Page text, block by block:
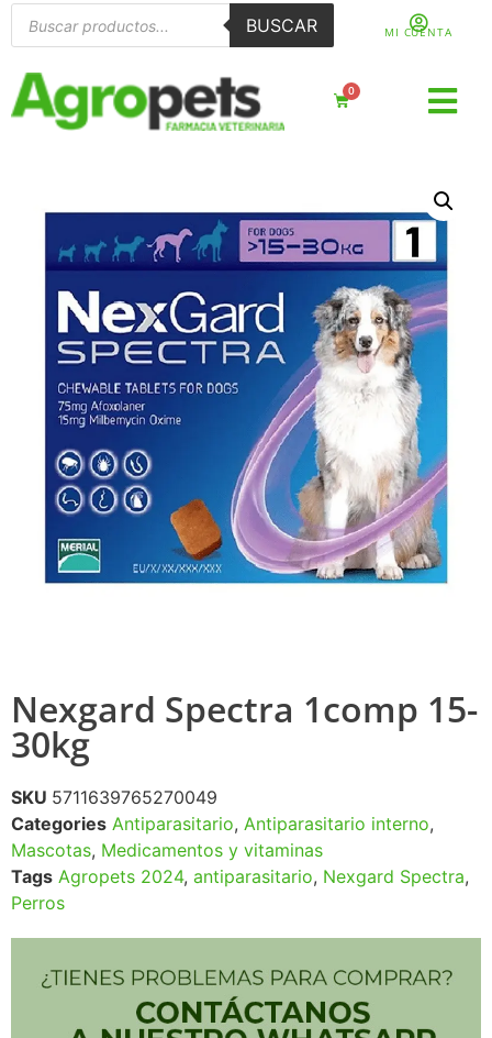
BUSCAR MI CUENTA
0
Nexgard Spectra 1comp 15-
30kg
SKU 5711639765270049
Categories Antiparasitario, Antiparasitario interno,
Mascotas, Medicamentos y vitaminas
Tags Agropets 2024, antiparasitario, Nexgard Spectra,
Perros